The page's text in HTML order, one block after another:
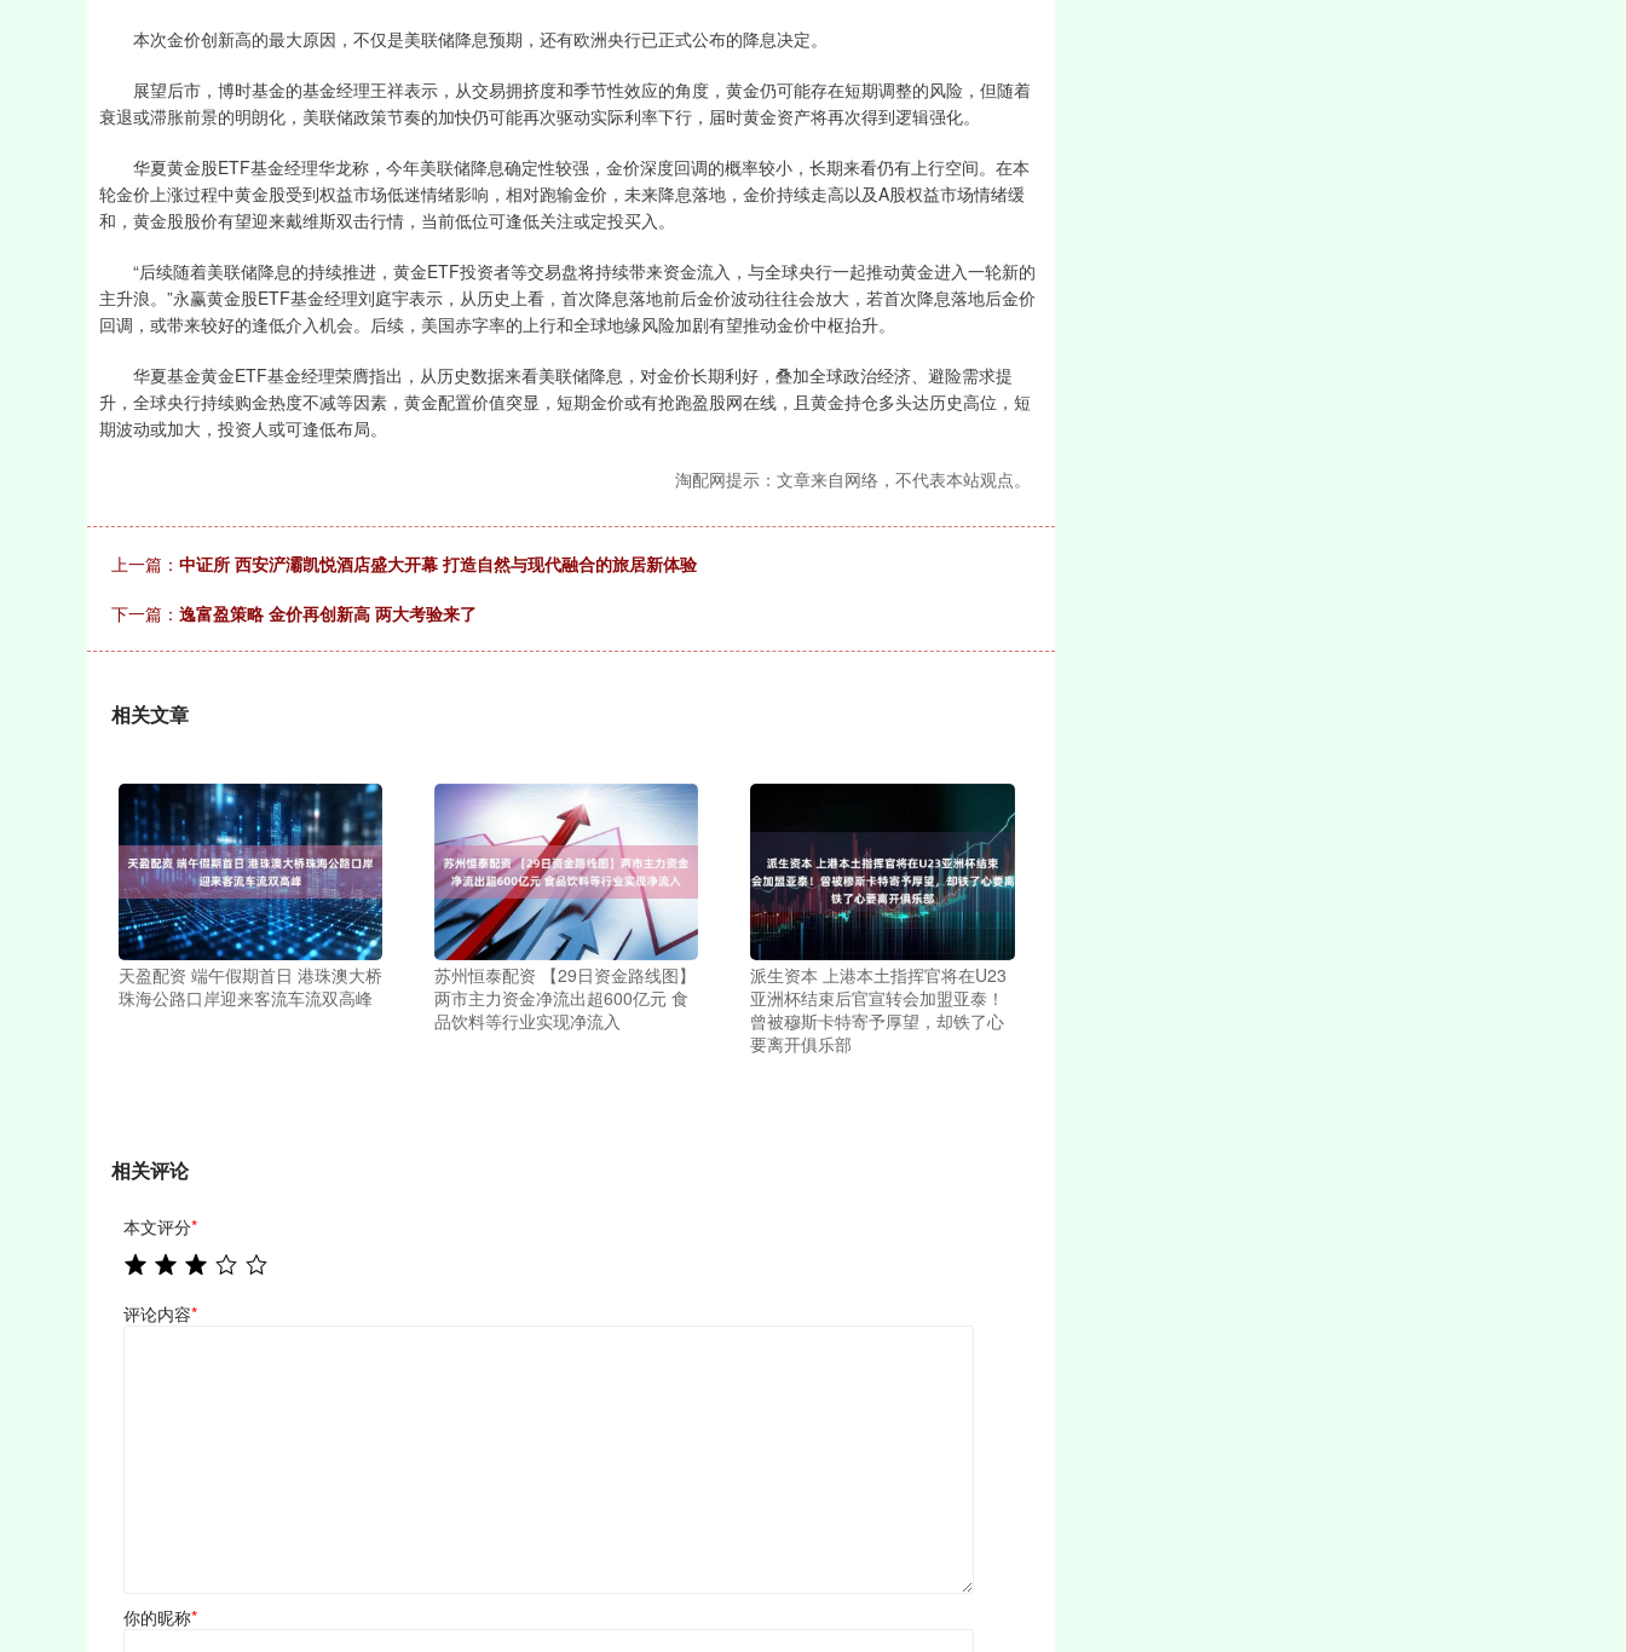
本次金价创新高的最大原因，不仅是美联储降息预期，还有欧洲央行已正式公布的降息决定。
展望后市，博时基金的基金经理王祥表示，从交易拥挤度和季节性效应的角度，黄金仍可能存在短期调整的风险，但随着
衰退或滞胀前景的明朗化，美联储政策节奏的加快仍可能再次驱动实际利率下行，届时黄金资产将再次得到逻辑强化。
华夏黄金股ETF基金经理华龙称，今年美联储降息确定性较强，金价深度回调的概率较小，长期来看仍有上行空间。在本
轮金价上涨过程中黄金股受到权益市场低迷情绪影响，相对跑输金价，未来降息落地，金价持续走高以及A股权益市场情绪缓
和，黄金股股价有望迎来戴维斯双击行情，当前低位可逢低关注或定投买入。
“后续随着美联储降息的持续推进，黄金ETF投资者等交易盘将持续带来资金流入，与全球央行一起推动黄金进入一轮新的
主升浪。”永赢黄金股ETF基金经理刘庭宇表示，从历史上看，首次降息落地前后金价波动往往会放大，若首次降息落地后金价
回调，或带来较好的逢低介入机会。后续，美国赤字率的上行和全球地缘风险加剧有望推动金价中枢抬升。
华夏基金黄金ETF基金经理荣膺指出，从历史数据来看美联储降息，对金价长期利好，叠加全球政治经济、避险需求提
升，全球央行持续购金热度不减等因素，黄金配置价值突显，短期金价或有抢跑盈股网在线，且黄金持仓多头达历史高位，短
期波动或加大，投资人或可逢低布局。
淘配网提示：文章来自网络，不代表本站观点。
上一篇： 中证所 西安浐灞凯悦酒店盛大开幕 打造自然与现代融合的旅居新体验
下一篇： 逸富盈策略 金价再创新高 两大考验来了
相关文章
天盈配资 端午假期首日 港珠澳大桥
珠海公路口岸迎来客流车流双高峰
苏州恒泰配资 【29日资金路线图】
两市主力资金净流出超600亿元 食
品饮料等行业实现净流入
派生资本 上港本土指挥官将在U23
亚洲杯结束后官宣转会加盟亚泰！
曾被穆斯卡特寄予厚望，却铁了心
要离开俱乐部
相关评论
本文评分*
评论内容*
你的昵称*